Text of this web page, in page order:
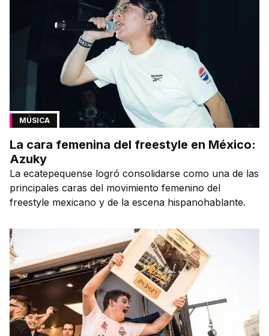
MÚSICA
La cara femenina del freestyle en México:
Azuky
La ecatepequense logró consolidarse como una de las
principales caras del movimiento femenino del
freestyle mexicano y de la escena hispanohablante.